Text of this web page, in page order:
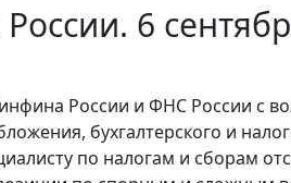
6
России и ФНС России с
бухгалтерского и
по налогам и сборам